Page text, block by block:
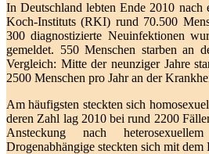
In Deutschland lebten Ende 2010 nach
Koch-Instituts (RKI) rund 70.500
300 diagnostizierte Neuinfektionen
gemeldet. 550 Menschen starben an
Vergleich: Mitte der neunziger Jahre
2500 Menschen pro Jahr an der
Am häufigsten steckten sich
deren Zahl lag 2010 bei rund 2200
Ansteckung nach
Drogenabhängige steckten sich mit